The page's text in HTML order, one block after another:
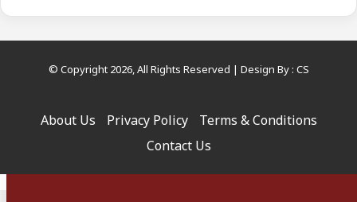
© Copyright 2026, All Rights Reserved | Design By : CS
About Us Privacy Policy
Terms & Conditions
Contact Us